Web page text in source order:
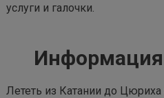
услуги и галочки.
Информация
Лететь из Катании до Цюриха